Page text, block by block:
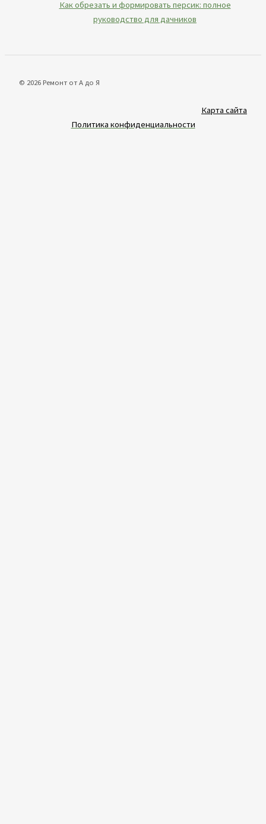
Как обрезать и формировать персик: полное
руководство для дачников
© 2026 Ремонт от А до Я
Карта сайта
Политика конфиденциальности